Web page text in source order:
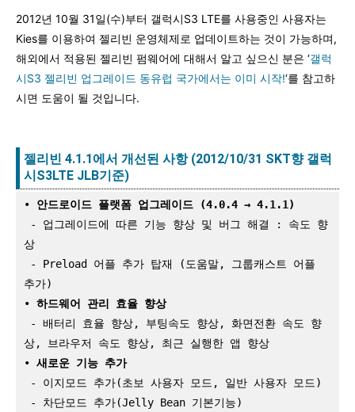
2012년 10월 31일(수)부터 갤럭시S3 LTE를 사용중인 사용자는
Kies를 이용하여 젤리빈 운영체제로 업데이트하는 것이 가능하며,
해외에서 적용된 젤리빈 펌웨어에 대해서 알고 싶으신 분은 ‘갤럭
시S3 젤리빈 업그레이드 동유럽 국가에서는 이미 시작!‘를 참고하
시면 도움이 될 것입니다.
젤리빈 4.1.1에서 개선된 사항 (2012/10/31 SKT향 갤럭
시S3LTE JLB기준)
• 안드로이드 플랫폼 업그레이드 (4.0.4 → 4.1.1)
상
추가)
• 하드웨어 관리 효율 향상
상, 브라우저 속도 향상, 최근 실행한 앱 향상
• 새로운 기능 추가